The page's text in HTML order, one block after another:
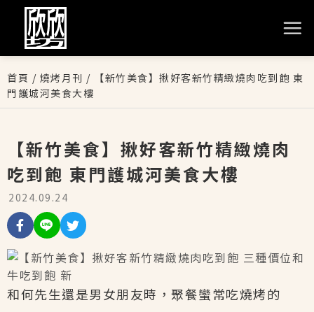
首頁 / 燒烤月刊 /
【新竹美食】揪好客新竹精緻燒肉吃到飽 東
門護城河美食大樓
【新竹美食】揪好客新竹精緻燒肉
吃到飽 東門護城河美食大樓
2024.09.24
和何先生還是男女朋友時，聚餐蠻常吃燒烤的